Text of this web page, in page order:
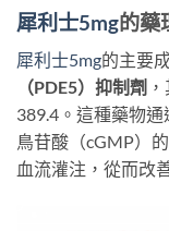
犀利士5mg的藥
犀利士5mg的主要
（PDE5）抑制劑
389.4。這種藥物
鳥苷酸（cGMP）
血流灌注，從而改